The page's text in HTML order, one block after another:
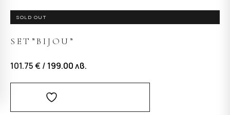
SOLD OUT
SET”BIJOU”
101.75 € / 199.00лв.